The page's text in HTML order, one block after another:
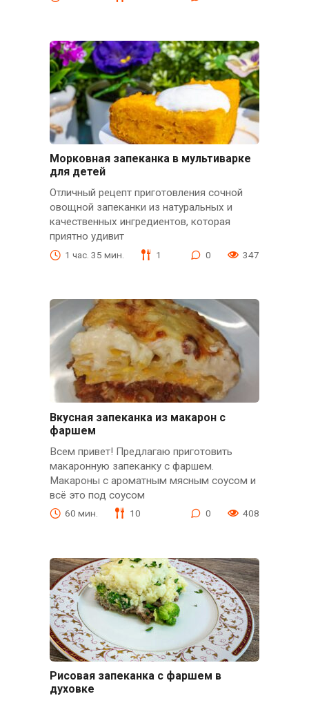
Морковная запеканка в мультиварке
для детей
Отличный рецепт приготовления сочной
овощной запеканки из натуральных и
качественных ингредиентов, которая
приятно удивит
1 час. 35 мин. 1 0 347
Вкусная запеканка из макарон с
фаршем
Всем привет! Предлагаю приготовить
макаронную запеканку с фаршем.
Макароны с ароматным мясным соусом и
всё это под соусом
60 мин. 10 0 408
Рисовая запеканка с фаршем в
духовке